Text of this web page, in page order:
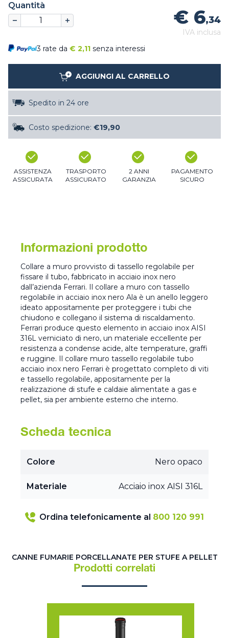
Quantità
€ 6,34
IVA inclusa
3 rate da € 2,11 senza interessi
AGGIUNGI AL CARRELLO
Spedito in 24 ore
Costo spedizione: €19,90
ASSISTENZA
ASSICURATA
TRASPORTO
ASSICURATO
2 ANNI
GARANZIA
PAGAMENTO
SICURO
Informazioni prodotto
Collare a muro provvisto di tassello regolabile per
fissare il tubo, fabbricato in acciaio inox nero
dall’azienda Ferrari. Il collare a muro con tassello
regolabile in acciaio inox nero Ala è un anello leggero
ideato appositamente per proteggere i tubi che
chiudono e collegano il sistema di riscaldamento.
Ferrari produce questo elemento in acciaio inox AISI
316L verniciato di nero, un materiale eccellente per
resistenza a condense acide, alte temperature, graffi
e ruggine. Il collare muro tassello regolabile tubo
acciaio inox nero Ferrari è progettato completo di viti
e tassello regolabile, appositamente per la
realizzazione di stufe e caldaie alimentate a gas e
pellet, sia per ambiente esterno che interno.
Scheda tecnica
Colore Nero opaco
Materiale Acciaio inox AISI 316L
Ordina telefonicamente al 800 120 991
CANNE FUMARIE PORCELLANATE PER STUFE A PELLET
Prodotti correlati